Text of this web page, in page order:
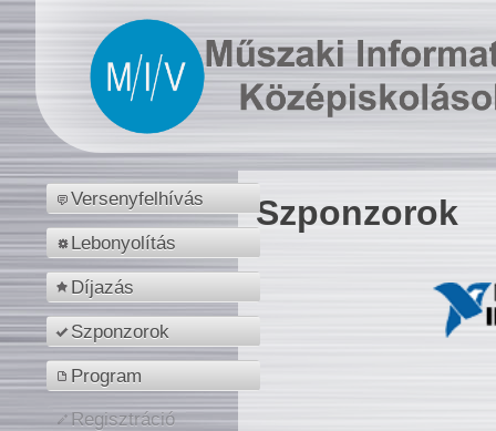
Versenyfelhívás
Lebonyolítás
Díjazás
Szponzorok
Program
Regisztráció
Szponzorok